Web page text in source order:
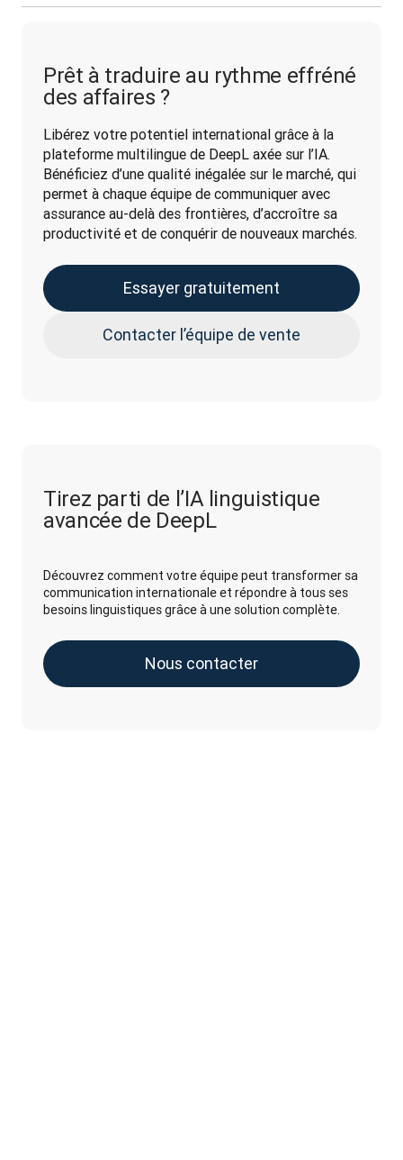
Prêt à traduire au rythme effréné
des affaires ?
Libérez votre potentiel international grâce à la
plateforme multilingue de DeepL axée sur l’IA.
Bénéficiez d’une qualité inégalée sur le marché, qui
permet à chaque équipe de communiquer avec
assurance au-delà des frontières, d’accroître sa
productivité et de conquérir de nouveaux marchés.
Essayer gratuitement
Contacter l’équipe de vente
Tirez parti de l’IA linguistique
avancée de DeepL
Découvrez comment votre équipe peut transformer sa
communication internationale et répondre à tous ses
besoins linguistiques grâce à une solution complète.
Nous contacter